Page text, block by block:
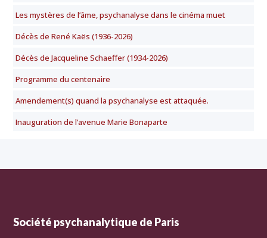
Les mystères de l’âme, psychanalyse dans le cinéma muet
Décès de René Kaës (1936-2026)
Décès de Jacqueline Schaeffer (1934-2026)
Programme du centenaire
Amendement(s) quand la psychanalyse est attaquée.
Inauguration de l’avenue Marie Bonaparte
Société psychanalytique de Paris